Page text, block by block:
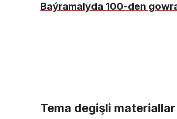
Baýramalyda 100-den
Tema degişli materiallar